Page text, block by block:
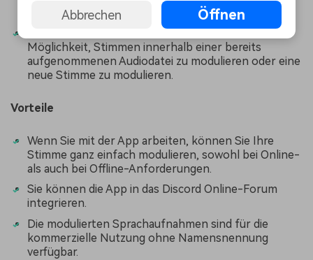
ausgestattet.
Mit der Stimmwechsler Software haben Sie die
Möglichkeit, Stimmen innerhalb einer bereits
aufgenommenen Audiodatei zu modulieren oder eine
neue Stimme zu modulieren.
Vorteile
Wenn Sie mit der App arbeiten, können Sie Ihre
Stimme ganz einfach modulieren, sowohl bei Online-
als auch bei Offline-Anforderungen.
Sie können die App in das Discord Online-Forum
integrieren.
Die modulierten Sprachaufnahmen sind für die
kommerzielle Nutzung ohne Namensnennung
verfügbar.
Abbrechen Öffnen